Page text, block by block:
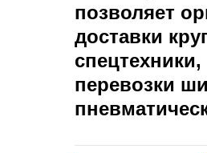
позволяет
доставки
перевозки